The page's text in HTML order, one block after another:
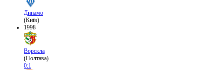
Динамо
(Київ)
1998
Ворскла
(Полтава)
0:1